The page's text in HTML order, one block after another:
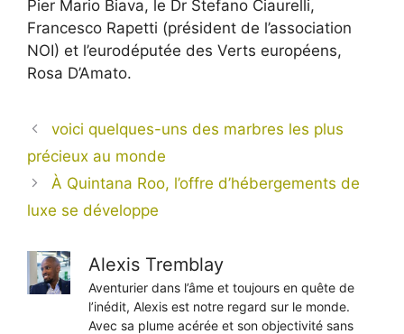
Pier Mario Biava, le Dr Stefano Ciaurelli,
Francesco Rapetti (président de l’association
NOI) et l’eurodéputée des Verts européens,
Rosa D’Amato.
voici quelques-uns des marbres les plus
précieux au monde
À Quintana Roo, l’offre d’hébergements de
luxe se développe
Alexis Tremblay
Aventurier dans l’âme et toujours en quête de
l’inédit, Alexis est notre regard sur le monde.
Avec sa plume acérée et son objectivité sans